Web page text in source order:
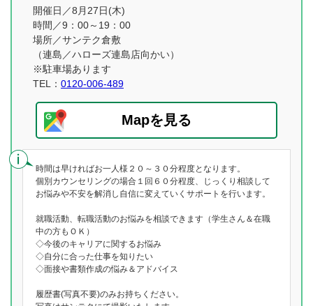
開催日／8月27日(木)
時間／9：00～19：00
場所／サンテク倉敷
（連島／ハローズ連島店向かい）
※駐車場あります
TEL： 0120-006-489
Mapを見る
時間は早ければお一人様２０～３０分程度となります。
個別カウンセリングの場合１回６０分程度、じっくり相談して
お悩みや不安を解消し自信に変えていくサポートを行います。
就職活動、転職活動のお悩みを相談できます（学生さん＆在職
中の方もＯＫ）
◇今後のキャリアに関するお悩み
◇自分に合った仕事を知りたい
◇面接や書類作成の悩み＆アドバイス
履歴書(写真不要)のみお持ちください。